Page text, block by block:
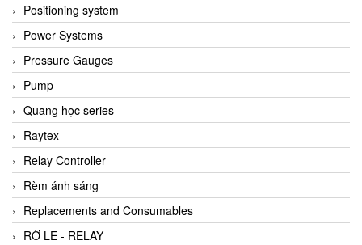
Positioning system
Power Systems
Pressure Gauges
Pump
Quang học series
Raytex
Relay Controller
Rèm ánh sáng
Replacements and Consumables
RỜ LE - RELAY